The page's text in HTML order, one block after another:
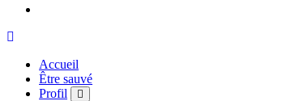
Accueil
Être sauvé
Profil